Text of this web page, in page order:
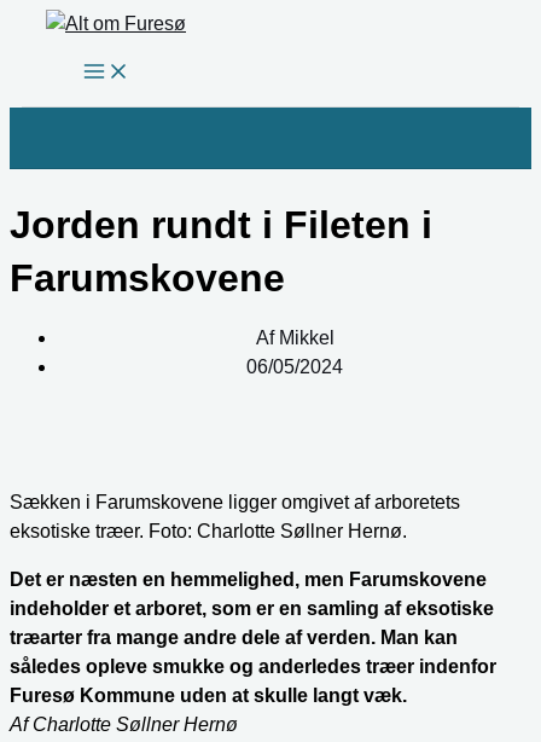
indholdet
Jorden rundt i Fileten i
Farumskovene
AfMikkel
06/05/2024
Sækken i Farumskovene ligger omgivet af arboretets
eksotiske træer. Foto: Charlotte Søllner Hernø.
Det er næsten en hemmelighed, men Farumskovene
indeholder et arboret, som er en samling af eksotiske
træarter fra mange andre dele af verden. Man kan
således opleve smukke og anderledes træer indenfor
Furesø Kommune uden at skulle langt væk.
Af Charlotte Søllner Hernø